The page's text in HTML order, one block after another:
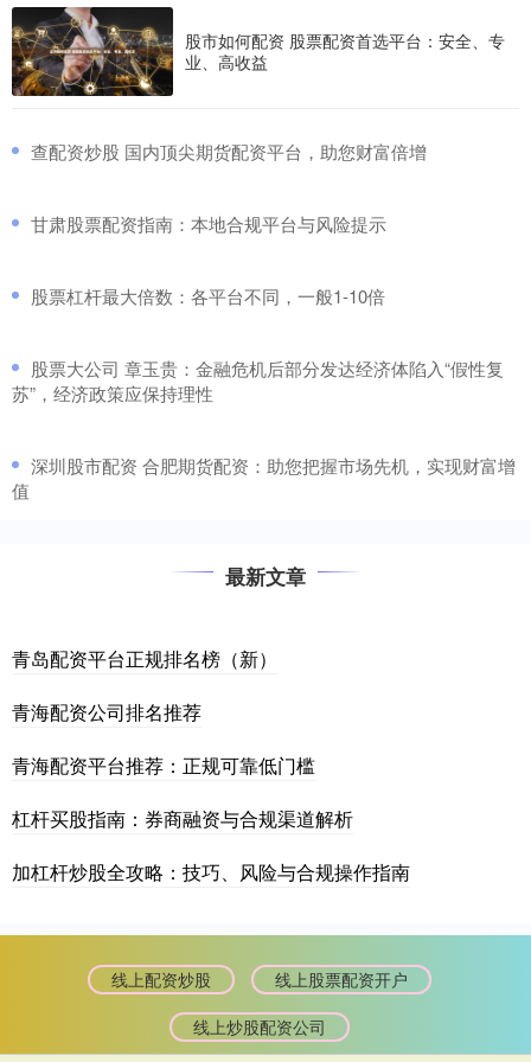
股市如何配资 股票配资首选平台：安全、专
业、高收益
​查配资炒股 国内顶尖期货配资平台，助您财富倍增
​甘肃股票配资指南：本地合规平台与风险提示
​股票杠杆最大倍数：各平台不同，一般1-10倍
​股票大公司 章玉贵：金融危机后部分发达经济体陷入“假性复
苏”，经济政策应保持理性
​深圳股市配资 合肥期货配资：助您把握市场先机，实现财富增
值
最新文章
青岛配资平台正规排名榜（新）
青海配资公司排名推荐
青海配资平台推荐：正规可靠低门槛
杠杆买股指南：券商融资与合规渠道解析
加杠杆炒股全攻略：技巧、风险与合规操作指南
线上配资炒股
线上股票配资开户
线上炒股配资公司